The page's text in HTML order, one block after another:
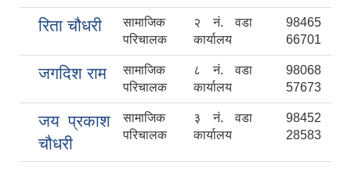
रिता चौधरी
सामाजिक
परिचालक
२ नं. वडा
कार्यालय
98465
66701
जगदिश राम
सामाजिक
परिचालक
८ नं. वडा
कार्यालय
98068
57673
जय प्रकाश
चौधरी
सामाजिक
परिचालक
३ नं. वडा
कार्यालय
98452
28583